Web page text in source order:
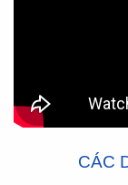
CÁC